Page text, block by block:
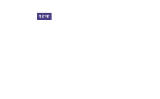
पटना